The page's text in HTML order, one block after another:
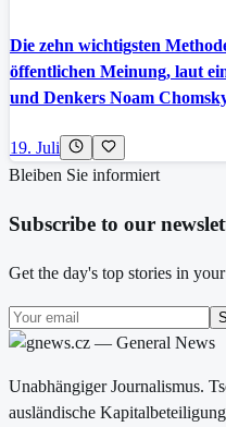
Die zehn wichtigsten
öffentlichen Meinung, laut
und Denkers Noam
19. Juli
Bleiben Sie informiert
Subscribe to our
Get the day's top stories in
Unabhängiger Journalismus.
ausländische